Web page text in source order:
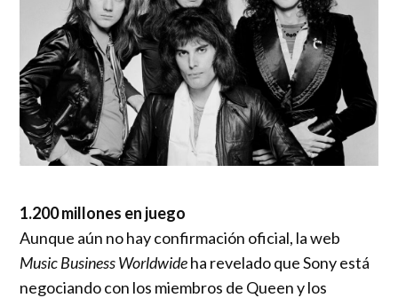
1.200 millones en juego
Aunque aún no hay confirmación oficial, la web
Music Business Worldwideha revelado que Sony está
negociando con los miembros de Queen y los